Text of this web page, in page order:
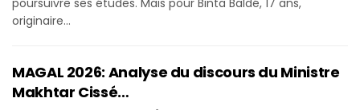
originaire...
MAGAL 2026: Analyse du discours du Ministre
Makhtar Cissé…